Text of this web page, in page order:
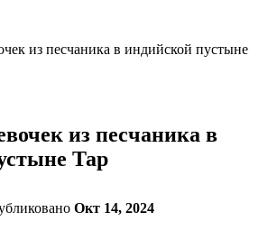
из песчаника в индийской пустыне
из песчаника в
Тар
Окт 14, 2024